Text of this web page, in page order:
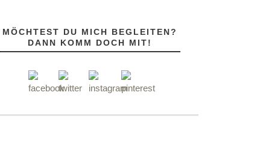
MÖCHTEST DU MICH BEGLEITEN?
DANN KOMM DOCH MIT!